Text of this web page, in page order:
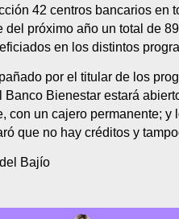
42 centros bancarios en
del próximo año un total de
en los distintos
por el titular de los
Banco Bienestar estará
con un cajero permanente;
que no hay créditos y
Bajío